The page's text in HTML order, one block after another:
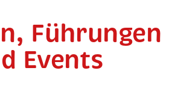
Führungen
Events